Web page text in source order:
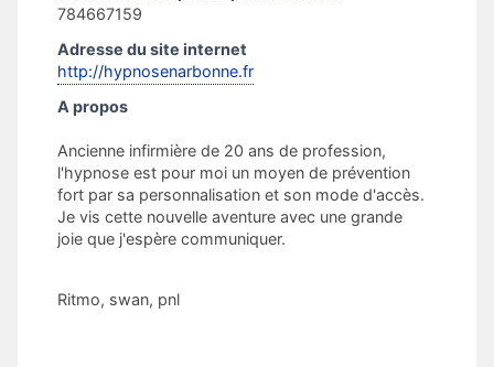
784667159
Adresse du site internet
http://hypnosenarbonne.fr
A propos
Ancienne infirmière de 20 ans de profession,
l'hypnose est pour moi un moyen de prévention
fort par sa personnalisation et son mode d'accès.
Je vis cette nouvelle aventure avec une grande
joie que j'espère communiquer.
Ritmo, swan, pnl